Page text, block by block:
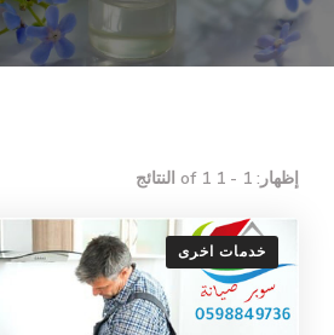
إظهار: 1 - 1 of 1 النتائج
خدمات اخرى